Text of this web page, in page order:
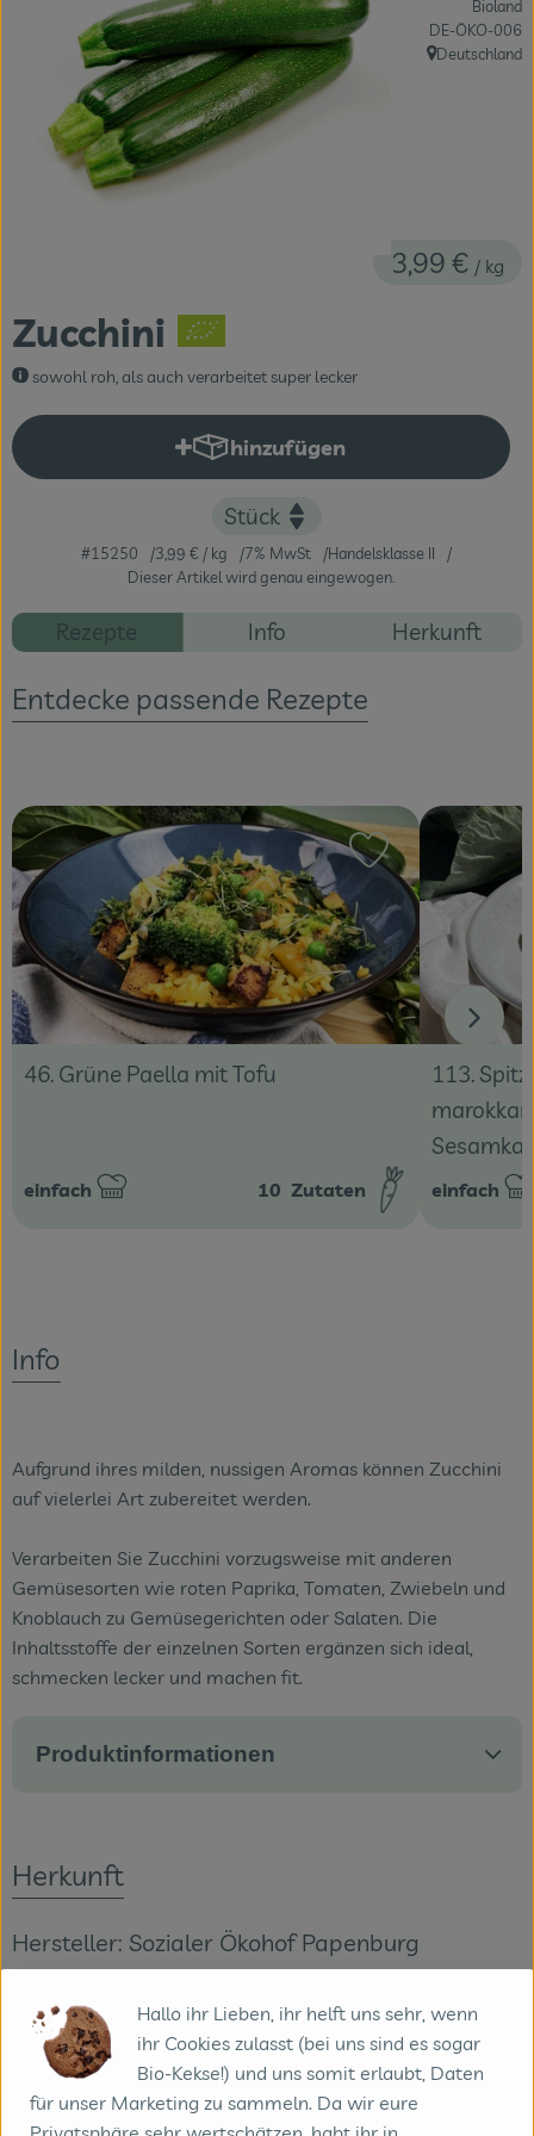
Themenwelten
Obst & Gemüse
Frischetheke
Vorratskammer
Das Konzept
Über uns
Service
Veranstaltungen
Blog
Zucchini
sowohl roh, als auch verarbeitet super lecker
3,99 € / kg
Bioland
, Kontrollstelle:
DE-ÖKO-006
, Herkunft:
Deutschland
hinzufügen
Produkt zum Warenkorb
#15250 3,99 € / kg 7% MwSt
Handelsklasse II
Dieser Artikel wird genau eingewogen.
Rezepte Info Herkunft
Entdecke passende Rezepte
46. Grüne Paella mit Tofu
Schwierigkeit:
einfach 10 Zutaten
Rezept zu
113.
einfach
Info
Aufgrund ihres milden, nussigen Aromas können Zucchini
auf vielerlei Art zubereitet werden.
Verarbeiten Sie Zucchini vorzugsweise mit anderen
Gemüsesorten wie roten Paprika, Tomaten, Zwiebeln und
Knoblauch zu Gemüsegerichten oder Salaten. Die
Inhaltsstoffe der einzelnen Sorten ergänzen sich ideal,
schmecken lecker und machen fit.
Produktinformationen
Herkunft
Hersteller: Sozialer Ökohof Papenburg
DE-26871 Papenburg Deutschland
zur Webseite
Hallo ihr Lieben, ihr helft uns sehr, wenn
ihr Cookies zulasst (bei uns sind es sogar
Bio-Kekse!) und uns somit erlaubt, Daten
für unser Marketing zu sammeln. Da wir eure